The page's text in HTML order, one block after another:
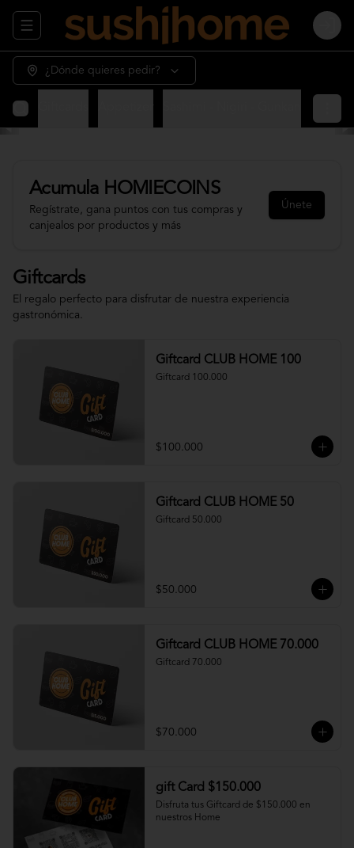
Abrir menu de navegación Login
¿Dónde quieres pedir?
Acumula HOMIECOINS
Regístrate, gana puntos con tus compras y
canjealos por productos y más
Únete
Giftcards
El regalo perfecto para disfrutar de nuestra experiencia
gastronómica.
Giftcard CLUB HOME 100
Giftcard 100.000
$100.000
Giftcard CLUB HOME 50
Giftcard 50.000
$50.000
Giftcard CLUB HOME 70.000
Giftcard 70.000
$70.000
gift Card $150.000
Disfruta tus Giftcard de $150.000 en
nuestros Home